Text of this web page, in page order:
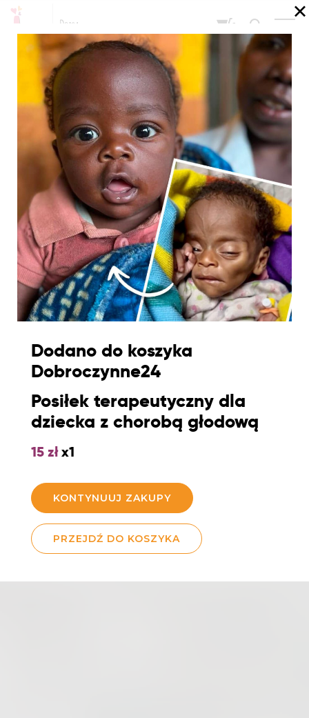
1
Dodano do koszyka
Dobroczynne24
Posiłek terapeutyczny dla
dziecka z chorobą głodową
15złx1
KONTYNUUJ ZAKUPY
PRZEJDŹ DO KOSZYKA